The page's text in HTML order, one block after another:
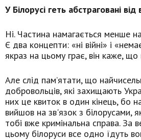
У Білорусі геть абстраговані від
Ні. Частина намагається менше
Є два концепти: «ні війні» і
якраз на цьому грає, він каже, що
Але слід пам’ятати, що
добровольців, які захищають
них це квиток в один кінець, бо
вийшов на зв'язок з білорусами,
тобі вже кримінальна справа. За
цьому білоруси все одно їдуть